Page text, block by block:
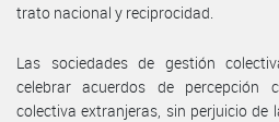
trato nacional y reciprocidad.
Las sociedades de gestión
celebrar acuerdos de percepción
colectiva extranjeras, sin perjuicio